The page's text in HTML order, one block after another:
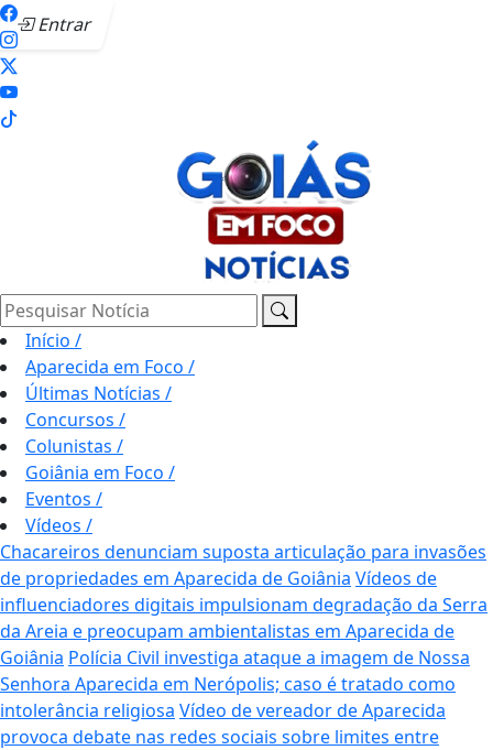
Entrar
Pesquisar Notícia
Início /
Aparecida em Foco /
Últimas Notícias /
Concursos /
Colunistas /
Goiânia em Foco /
Eventos /
Vídeos /
Chacareiros denunciam suposta articulação para invasões
de propriedades em Aparecida de Goiânia Vídeos de
influenciadores digitais impulsionam degradação da Serra
da Areia e preocupam ambientalistas em Aparecida de
Goiânia Polícia Civil investiga ataque a imagem de Nossa
Senhora Aparecida em Nerópolis; caso é tratado como
intolerância religiosa Vídeo de vereador de Aparecida
provoca debate nas redes sociais sobre limites entre